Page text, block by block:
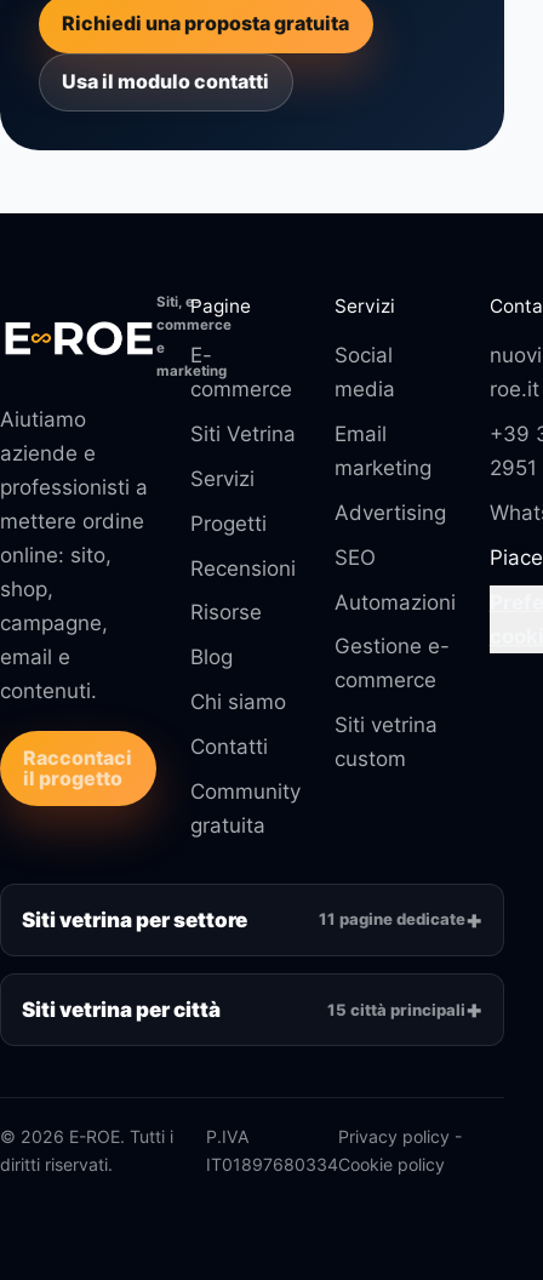
Richiedi una proposta gratuita
Usa il modulo contatti
Siti, e-
commerce
e
marketing
Aiutiamo
aziende e
professionisti a
mettere ordine
online: sito,
shop,
campagne,
email e
contenuti.
Raccontaci
il progetto
Pagine
E-
commerce
Siti Vetrina
Servizi
Progetti
Recensioni
Risorse
Blog
Chi siamo
Contatti
Community
gratuita
Servizi
Social
media
Email
marketing
Advertising
SEO
Automazioni
Gestione e-
commerce
Siti vetrina
custom
roe.it
+39
2951
Siti vetrina per settore 11 pagine dedicate
Siti vetrina per città 15 città principali
© 2026 E-ROE. Tutti i
diritti riservati.
P.IVA
IT01897680334
Privacy policy -
Cookie policy